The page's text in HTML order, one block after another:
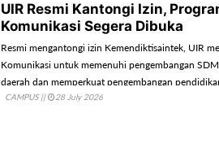
UIR Resmi Kantongi Izin,
Komunikasi Segera Dibuka
Resmi mengantongi izin Kemendiktisaintek, UIR
Komunikasi untuk memenuhi pengembangan
daerah dan memperkuat pengembangan
CAMPUS|| 28 July 2026